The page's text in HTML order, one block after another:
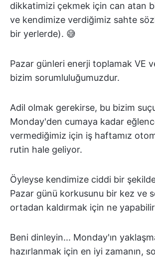
dikkatimizi çekmek için can atan
ve kendimize verdiğimiz sahte
bir yerlerde). 😅
Pazar günleri enerji toplamak VE
bizim sorumluluğumuzdur.
Adil olmak gerekirse, bu bizim
Monday'den cumaya kadar
vermediğimiz için iş haftamız
rutin hale geliyor.
Öyleyse kendimize ciddi bir
Pazar günü korkusunu bir kez ve
ortadan kaldırmak için ne
Beni dinleyin... Monday'ın
hazırlanmak için en iyi zamanın,